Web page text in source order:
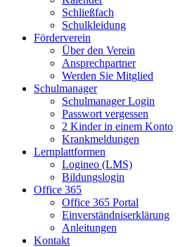
Schließfach
Schulkleidung
Förderverein
Über den Verein
Ansprechpartner
Werden Sie Mitglied
Schulmanager
Schulmanager Login
Passwort vergessen
2 Kinder in einem Konto
Krankmeldungen
Lernplattformen
Logineo (LMS)
Bildungslogin
Office 365
Office 365 Portal
Einverständniserklärung
Anleitungen
Kontakt